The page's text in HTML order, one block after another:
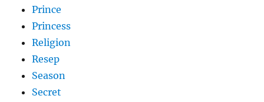
Prince
Princess
Religion
Resep
Season
Secret